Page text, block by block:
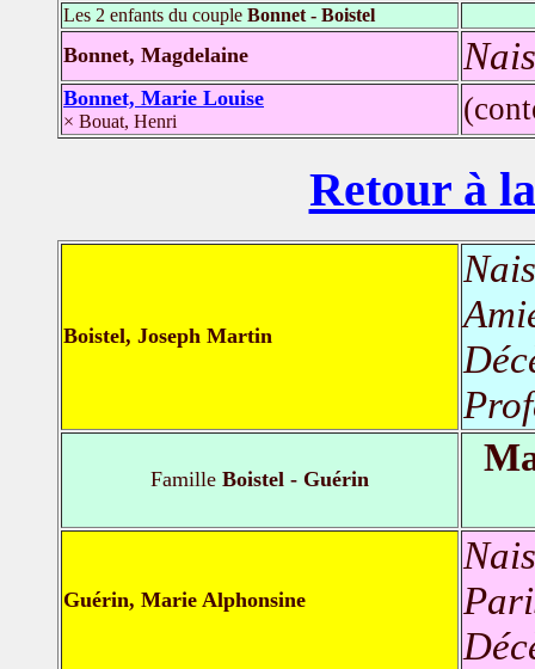
Les 2 enfants du couple Bonnet - Boistel
Bonnet, Magdelaine
Bonnet, Marie Louise
× Bouat, Henri
Retour à
Boistel, Joseph Martin
Famille Boistel - Guérin
Guérin, Marie Alphonsine